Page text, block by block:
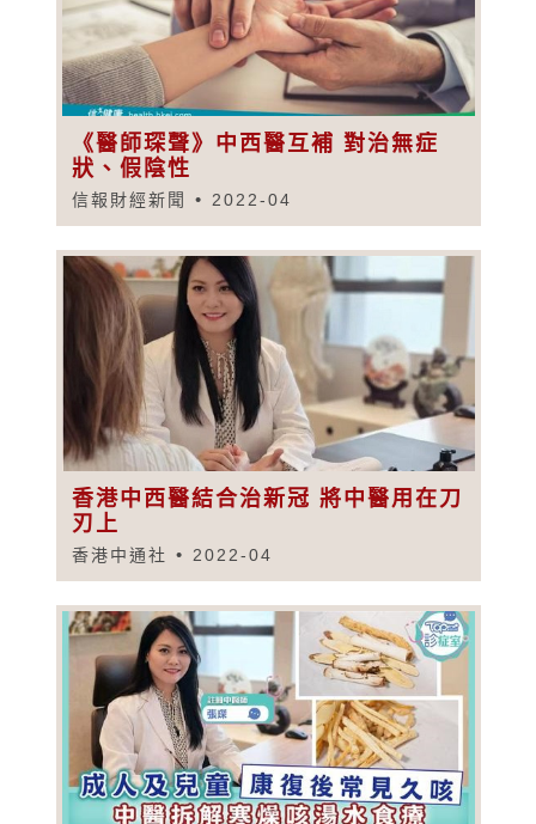
《醫師琛聲》中西醫互補 對治無症
狀、假陰性
信報財經新聞 2022-04
香港中西醫結合治新冠 將中醫用在刀
刃上
香港中通社 2022-04